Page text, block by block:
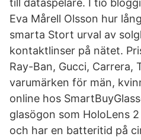
till dataspelare. I tio
Eva Mårell Olsson hur
smarta Stort urval av
kontaktlinser på nätet.
Ray-Ban, Gucci, Carrera,
varumärken för män,
online hos
glasögon som HoloLens
och har en batteritid på